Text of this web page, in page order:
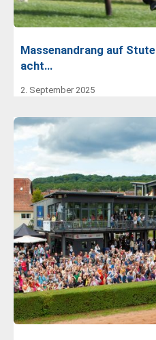
Massenandrang auf
acht…
2. September 2025